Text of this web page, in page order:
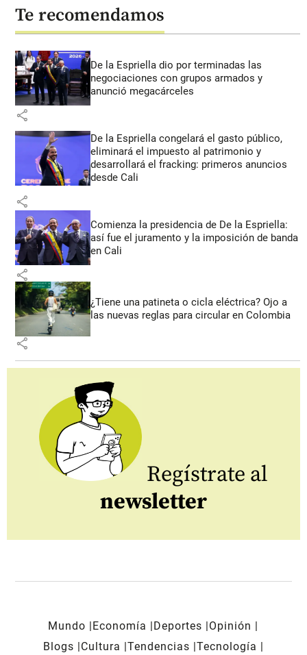
Te recomendamos
De la Espriella dio por terminadas las
negociaciones con grupos armados y
anunció megacárceles
share
De la Espriella congelará el gasto público,
eliminará el impuesto al patrimonio y
desarrollará el fracking: primeros anuncios
desde Cali
share
Comienza la presidencia de De la Espriella:
así fue el juramento y la imposición de banda
en Cali
share
¿Tiene una patineta o cicla eléctrica? Ojo a
las nuevas reglas para circular en Colombia
share
Regístrate al
newsletter
Mundo Economía Deportes
Opinión
Blogs
Cultura Tendencias Tecnología